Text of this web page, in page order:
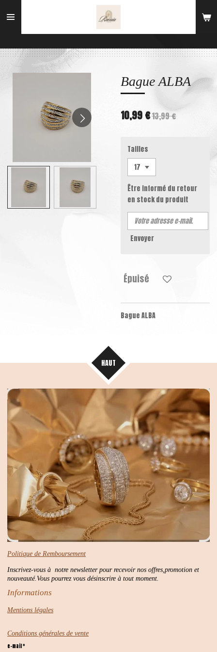
au
Bague ALBA
10,99 €13,99 €
Tailles
Être informé du retour
en stock du produit
Envoyer
Épuisé
Bague ALBA
HAUT
Politique de Remboursement
Inscrivez-vous à notre newsletter pour recevoir nos offres,promotion et
nouveauté.Vous pourrez vous désinscrire à tout moment.
Informations
Mentions légales
Conditions générales de vente
e-mail *